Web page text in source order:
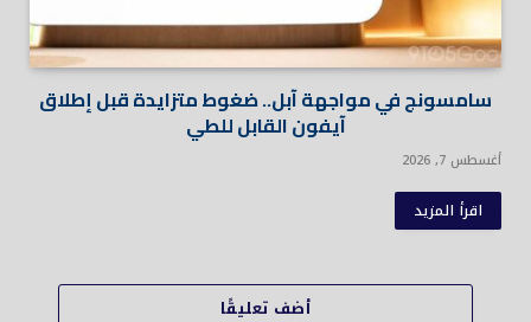
سامسونج في مواجهة آبل.. ضغوط متزايدة قبل إطلاق
آيفون القابل للطي
أغسطس 7, 2026
اقرأ المزيد
أضف تعليقًا